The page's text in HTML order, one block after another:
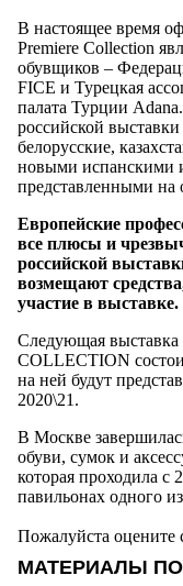
В настоящее время
Premiere Collection
обувщиков –
FICE и Турецкая
палата Турции
российской
белорусские,
новыми испанскими
представленными на
Европейские
все плюсы и
российской
возмещают
участие в выставке.
Следующая
COLLECTION
на ней будут
2020\21.
В Москве
обуви, сумок и
которая проходила с
павильонах одного
Пожалуйста оцените
МАТЕРИАЛЫ